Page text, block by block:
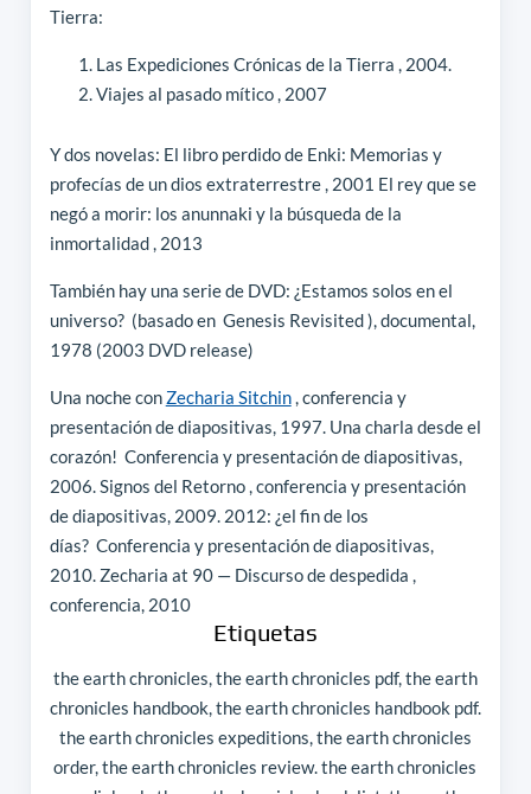
Tierra:
Las Expediciones Crónicas de la Tierra , 2004.
Viajes al pasado mítico , 2007
Y dos novelas: El libro perdido de Enki: Memorias y
profecías de un dios extraterrestre , 2001 El rey que se
negó a morir: los anunnaki y la búsqueda de la
inmortalidad , 2013
También hay una serie de DVD: ¿Estamos solos en el
universo? (basado en Genesis Revisited ), documental,
1978 (2003 DVD release)
Una noche con Zecharia Sitchin, conferencia y
presentación de diapositivas, 1997. Una charla desde el
corazón! Conferencia y presentación de diapositivas,
2006. Signos del Retorno , conferencia y presentación
de diapositivas, 2009. 2012: ¿el fin de los
días? Conferencia y presentación de diapositivas,
2010. Zecharia at 90 — Discurso de despedida ,
conferencia, 2010
Etiquetas
the earth chronicles, the earth chronicles pdf, the earth
chronicles handbook, the earth chronicles handbook pdf.
the earth chronicles expeditions, the earth chronicles
order, the earth chronicles review. the earth chronicles